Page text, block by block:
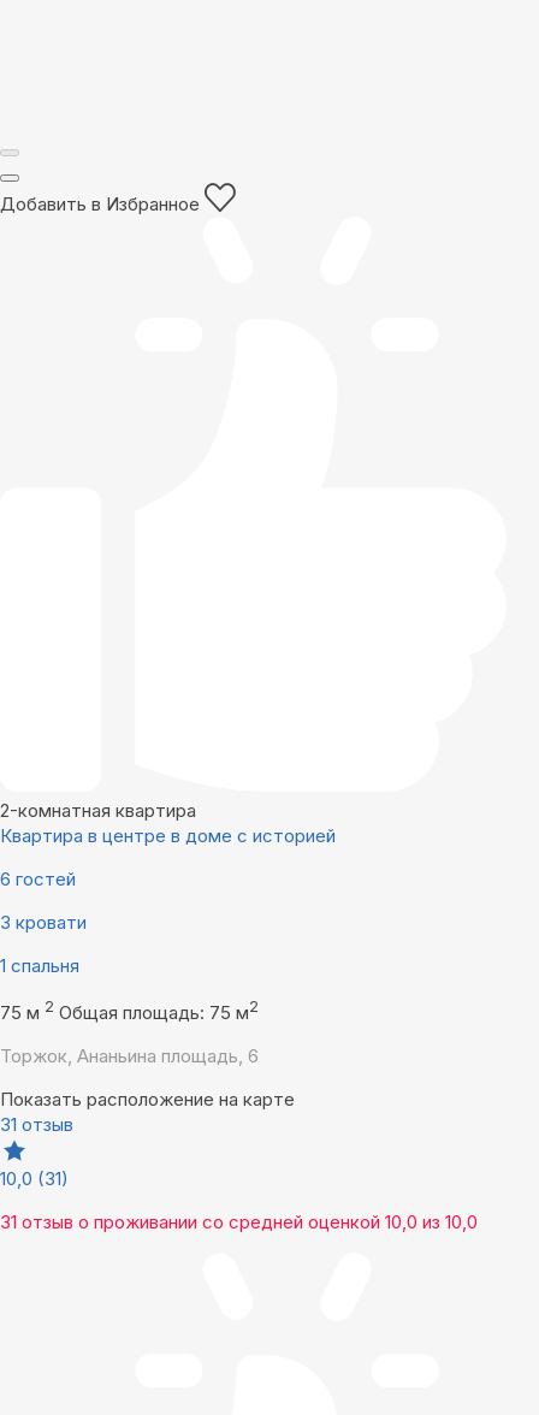
Добавить в Избранное
2-комнатная квартира
Квартира в центре в доме с историей
6 гостей
3 кровати
1 спальня
75 м 2 Общая площадь: 75 м2
Торжок, Ананьина площадь, 6
Показать расположение на карте
31 отзыв
10,0 (31)
31 отзыв о проживании со средней оценкой 10,0 из 10,0